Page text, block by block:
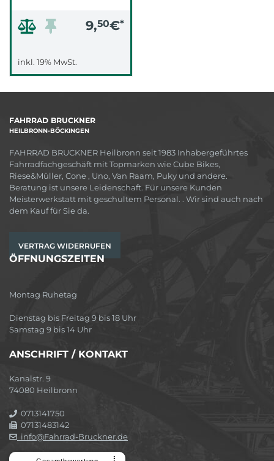
9,50€*
inkl. 19% MwSt.
FAHRRAD BRUCKNER
HEILBRONN-BÖCKINGEN
FAHRRAD BRUCKNER Heilbronn seit 1983 Inhabergeführtes
Fahrradfachgeschäft mit Topmarken wie Cube Bikes,
Riese&Müller, Cone , Uno, Van Raam, Puky und andere.
Beratung ist unsere Leidenschaft. Für unsere Kunden
Meisterwerkstatt mit geschultem Personal. . Wir sind auch nach
dem Kauf für Sie da.
VERTRAG WIDERRUFEN
ÖFFNUNGSZEITEN
Montag Ruhetag
Dienstag bis Freitag 9 bis 18 Uhr
Samstag 9 bis 14 Uhr
ANSCHRIFT / KONTAKT
Kanalstr. 9
74080 Heilbronn
0713141750
07131483142
info@Fahrrad-Bruckner.de